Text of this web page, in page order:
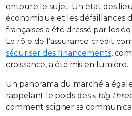
entoure le sujet. Un état des
économique et les défaillances
françaises a été dressé par les
Le rôle de l’assurance-crédit
sécuriser des financements,
croissance, a été mis en lumière.
Un panorama du marché a
rappelant le poids des « big
comment soigner sa